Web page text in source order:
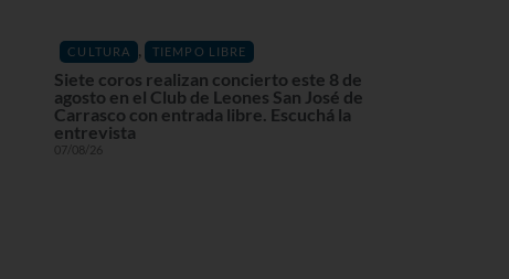
CULTURA , TIEMPO LIBRE
Siete coros realizan concierto este 8 de
agosto en el Club de Leones San José de
Carrasco con entrada libre. Escuchá la
entrevista
07/08/26